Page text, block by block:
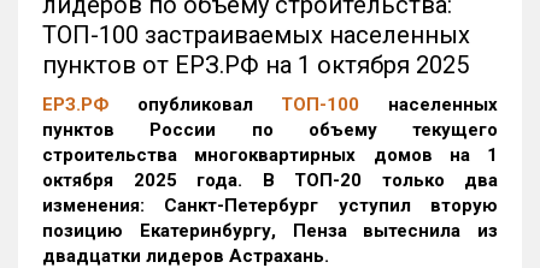
ТОП-100 застраиваемых населенных
пунктов от ЕРЗ.РФ на 1 октября 2025
ЕРЗ.РФ опубликовал ТОП-100 населенных
пунктов России по объему текущего
строительства многоквартирных домов на 1
октября 2025 года. В ТОП-20 только два
изменения: Санкт-Петербург уступил вторую
позицию Екатеринбургу, Пенза вытеснила из
двадцатки лидеров Астрахань.